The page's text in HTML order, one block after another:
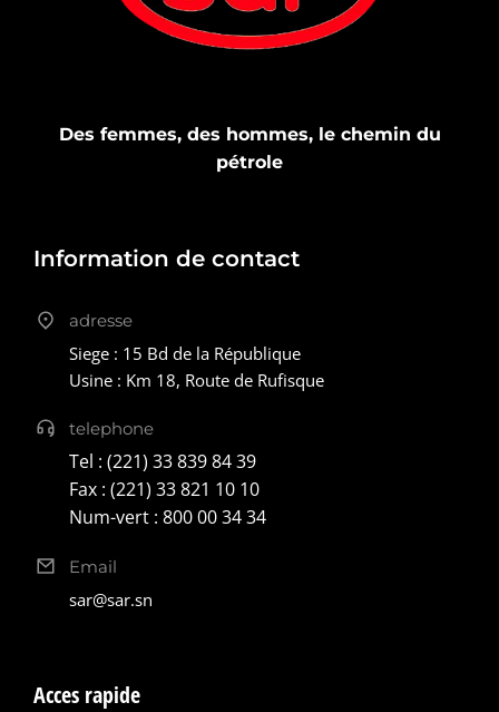
Des femmes, des hommes, le chemin du
pétrole
Information de contact
adresse
Siege : 15 Bd de la République
Usine : Km 18, Route de Rufisque
telephone
Tel : (221) 33 839 84 39
Fax : (221) 33 821 10 10
Num-vert : 800 00 34 34
Email
sar@sar.sn
Acces rapide